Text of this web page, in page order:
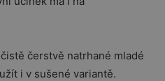
čerstvě natrhané mladé
i v sušené variantě.